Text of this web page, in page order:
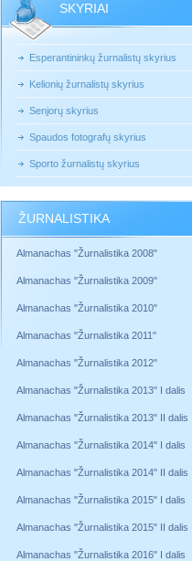
SKYRIAI
Esperantininkų žurnalistų skyrius
Kelionių žurnalistų skyrius
Senjorų skyrius
Spaudos fotografų skyrius
Sporto žurnalistų skyrius
ŽURNALISTIKA
Almanachas "Žurnalistika 2008"
Almanachas "Žurnalistika 2009"
Almanachas "Žurnalistika 2010"
Almanachas "Žurnalistika 2011"
Almanachas "Žurnalistika 2012"
Almanachas "Žurnalistika 2013" I dalis
Almanachas "Žurnalistika 2013" II dalis
Almanachas "Žurnalistika 2014" I dalis
Almanachas "Žurnalistika 2014" II dalis
Almanachas "Žurnalistika 2015" I dalis
Almanachas "Žurnalistika 2015" II dalis
Almanachas "Žurnalistika 2016" I dalis